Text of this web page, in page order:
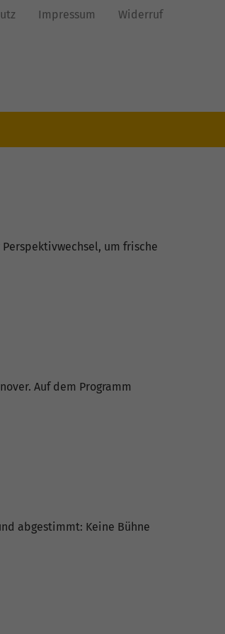
Impressum Widerruf
um frische
Auf dem Programm
abgestimmt: Keine Bühne